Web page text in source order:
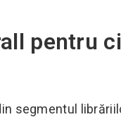
pentru
segmentul